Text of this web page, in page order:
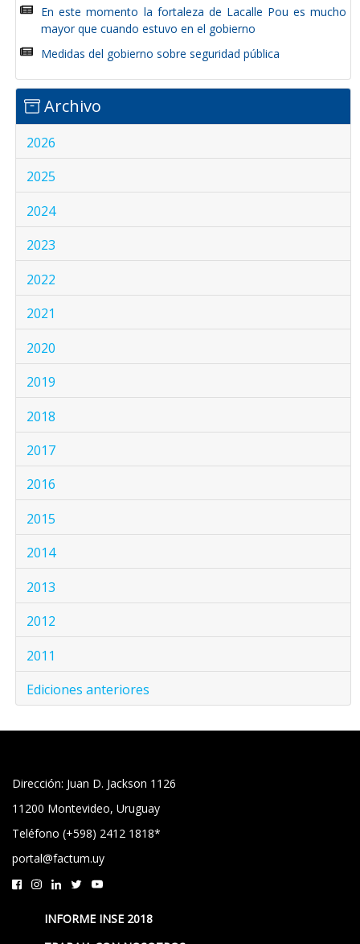
En este momento la fortaleza de Lacalle Pou es mucho
mayor que cuando estuvo en el gobierno
Medidas del gobierno sobre seguridad pública
Archivo
2026
2025
2024
2023
2022
2021
2020
2019
2018
2017
2016
2015
2014
2013
2012
2011
Ediciones anteriores
Dirección: Juan D. Jackson 1126
11200 Montevideo, Uruguay
Teléfono (+598) 2412 1818*
portal@factum.uy
INFORME INSE 2018